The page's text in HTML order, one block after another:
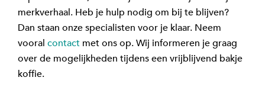
merkverhaal. Heb je hulp nodig om bij te blijven?
Dan staan onze specialisten voor je klaar. Neem
vooral contact met ons op. Wij informeren je graag
over de mogelijkheden tijdens een vrijblijvend bakje
koffie.